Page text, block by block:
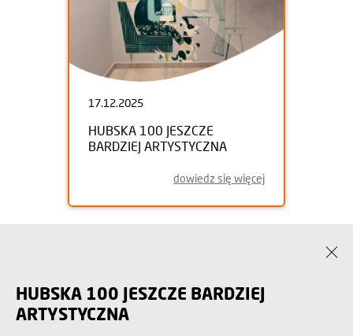
17.12.2025
HUBSKA 100 JESZCZE
BARDZIEJ ARTYSTYCZNA
dowiedz się więcej
HUBSKA 100 JESZCZE BARDZIEJ
ARTYSTYCZNA